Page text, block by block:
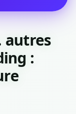
autres
: